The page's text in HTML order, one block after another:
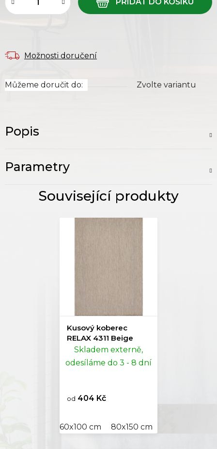
Můžeme doručit do: Zvolte variantu
Možnosti doručení
Popis
Parametry
Kusový koberec
RELAX 4311 Beige
Skladem externě,
odesíláme do 3 - 8 dní
od 404 Kč
60x100 cm 80x150 cm